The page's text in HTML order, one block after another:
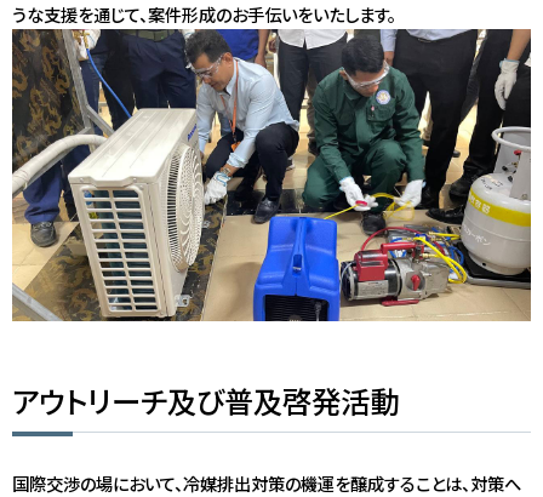
うな支援を通じて、案件形成のお手伝いをいたします。
アウトリーチ及び普及啓発活動
国際交渉の場において、冷媒排出対策の機運を醸成することは、対策へ